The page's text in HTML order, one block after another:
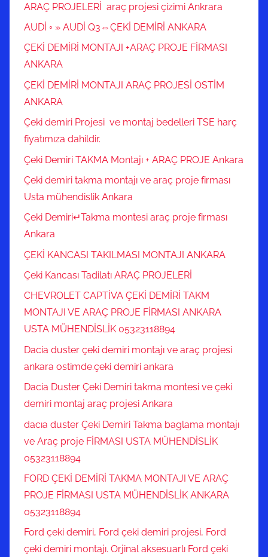
ARAÇ PROJELERİ araç projesi çizimi Ankrara
AUDİ ◦ » AUDİ Q3⇔ÇEKİ DEMİRİ ANKARA
ÇEKİ DEMİRİ MONTAJI +ARAÇ PROJE FİRMASI
ANKARA
ÇEKİ DEMİRİ MONTAJI ARAÇ PROJESİ OSTİM
ANKARA
Çeki demiri Projesi ve montaj bedelleri TSE harç
fiyatımıza dahildir.
Çeki Demiri TAKMA Montajı + ARAÇ PROJE Ankara
Çeki demiri takma montajı ve araç proje firması
Usta mühendislik Ankara
Çeki Demiri↵Takma montesi araç proje firması
Ankara
ÇEKİ KANCASI TAKILMASI MONTAJI ANKARA
Çeki Kancası Tadilatı ARAÇ PROJELERİ
CHEVROLET CAPTİVA ÇEKİ DEMİRİ TAKM
MONTAJI VE ARAÇ PROJE FİRMASI ANKARA
USTA MÜHENDİSLİK 05323118894
Dacia duster çeki demiri montajı ve araç projesi
ankara ostimde.çeki demiri ankara
Dacia Duster Çeki Demiri takma montesi ve çeki
demiri montaj araç projesi Ankara
dacıa duster Çeki Demiri Takma baglama montajı
ve Araç proje FİRMASI USTA MÜHENDİSLİK
05323118894
FORD ÇEKİ DEMİRİ TAKMA MONTAJI VE ARAÇ
PROJE FİRMASI USTA MÜHENDİSLİK ANKARA
05323118894
Ford çeki demiri, Ford çeki demiri projesi, Ford
çeki demiri montajı. Orjinal aksesuarlı Ford çeki